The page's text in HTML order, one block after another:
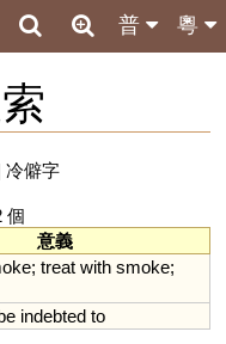
粵
普
冷僻字
個
意義
; treat with smoke;
indebted to